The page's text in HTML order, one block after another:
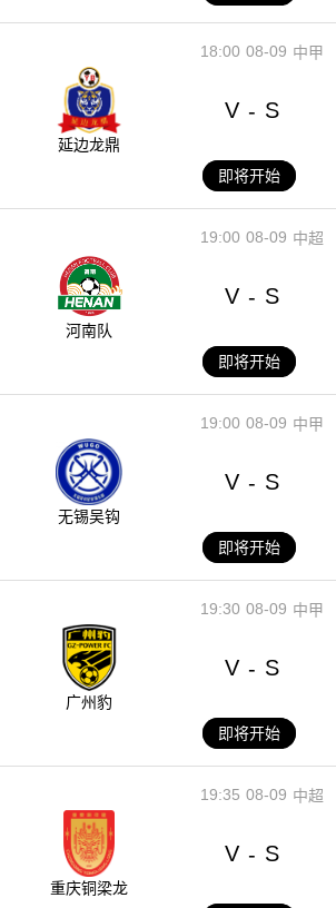
08-09
18:00 中甲
延边龙鼎
V - S
即将开始
08-09
19:00 中超
河南队
V - S
即将开始
08-09
19:00 中甲
无锡吴钩
V - S
即将开始
08-09
19:30 中甲
广州豹
V - S
即将开始
08-09
19:35 中超
重庆铜梁龙
V - S